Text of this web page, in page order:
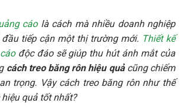
cáolà cách mà nhiều doanh nghiệp
tiếp cận một thị trường mới. Thiết kế
độc đáo sẽ giúp thu hút ánh mắt của
cách treo băng rôn hiệu quảcũng chiếm
trọng. Vậy cách treo băng rôn như thế
quả tốt nhất?